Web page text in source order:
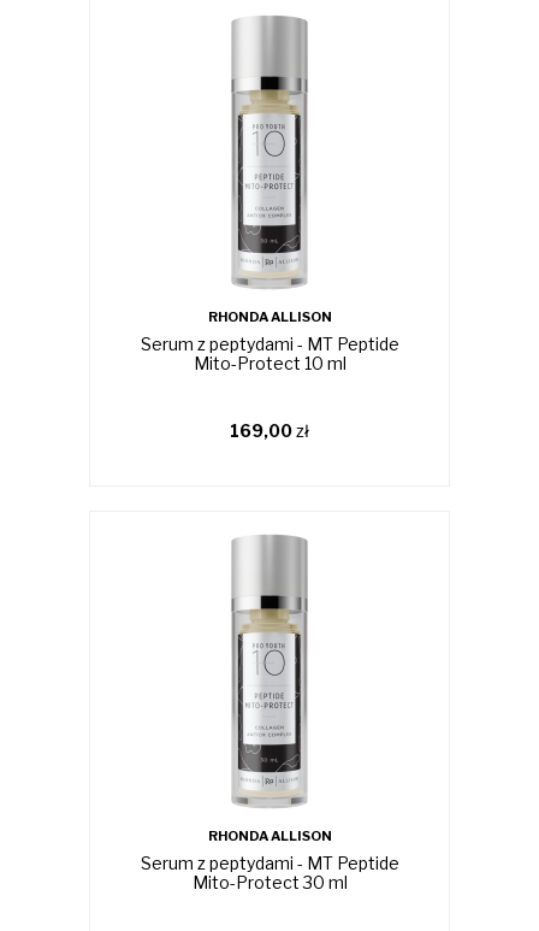
RHONDA ALLISON
Serum z peptydami - MT Peptide
Mito-Protect 10 ml
169,00zł
RHONDA ALLISON
Serum z peptydami - MT Peptide
Mito-Protect 30 ml